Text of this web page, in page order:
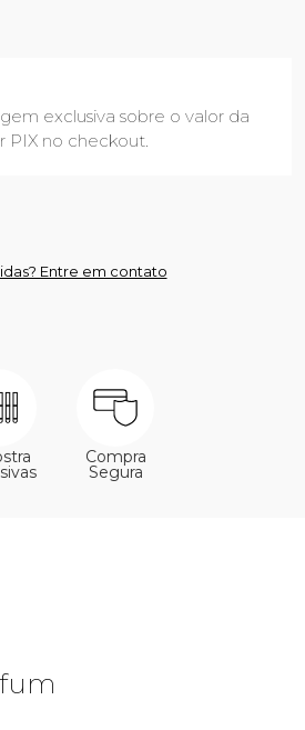
exclusiva sobre o valor da
PIX no checkout.
Entre em contato
Compra
Segura